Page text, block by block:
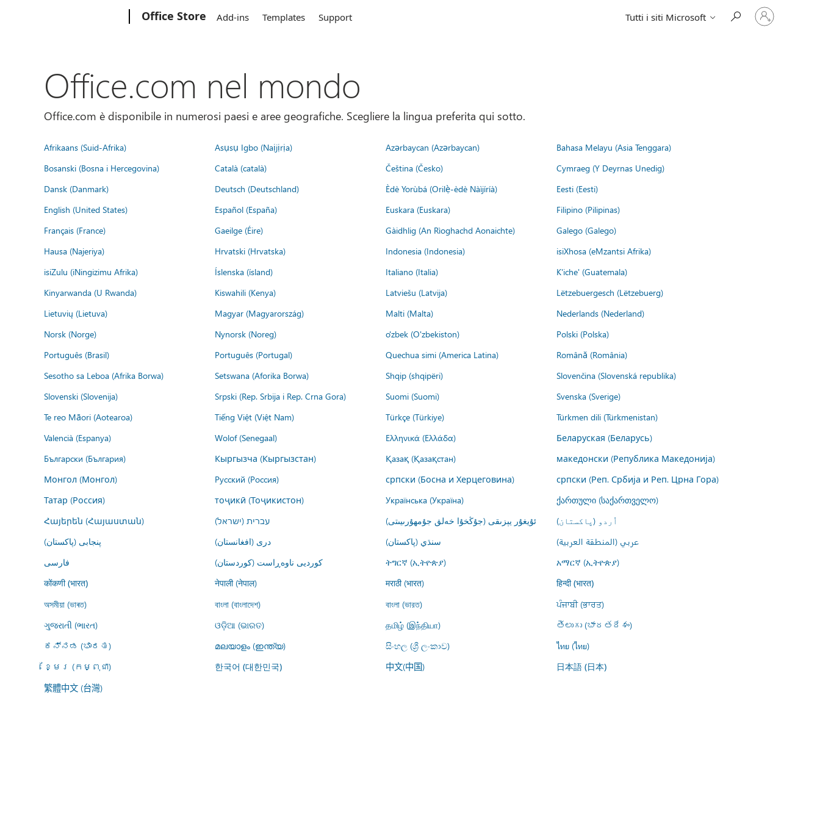
Office Store Add-ins Templates Support Tutti i siti Microsoft
Accedi
con
Office.com nel mondo
Office.com è disponibile in numerosi paesi e aree geografiche. Scegliere la lingua preferita qui sotto.
Afrikaans (Suid-Afrika) Asụsụ Igbo (Naịjịrịa) Azərbaycan (Azərbaycan)
Bahasa Melayu (Asia Tenggara)
Bosanski (Bosna i Hercegovina)
Català (català) Čeština (Česko)
Cymraeg (Y Deyrnas Unedig)
Dansk (Danmark)
Deutsch (Deutschland) Èdè Yorùbá (Orilẹ̀-èdè Nàìjíríà)
Eesti (Eesti)
English (United States)
Español (España) Euskara (Euskara)
Filipino (Pilipinas)
Français (France)
Gaeilge (Éire) Gàidhlig (An Rìoghachd Aonaichte)
Galego (Galego)
Hausa (Najeriya)
Hrvatski (Hrvatska) Indonesia (Indonesia)
isiXhosa (eMzantsi Afrika)
isiZulu (iNingizimu Afrika)
Íslenska (ísland) Italiano (Italia)
K'iche' (Guatemala)
Kinyarwanda (U Rwanda)
Kiswahili (Kenya) Latviešu (Latvija)
Lëtzebuergesch (Lëtzebuerg)
Lietuvių (Lietuva)
Magyar (Magyarország) Malti (Malta)
Nederlands (Nederland)
Norsk (Norge)
Nynorsk (Noreg) o'zbek (O'zbekiston)
Polski (Polska)
Português (Brasil)
Português (Portugal) Quechua simi (America Latina)
Română (România)
Sesotho sa Leboa (Afrika Borwa)
Setswana (Aforika Borwa) Shqip (shqipëri)
Slovenčina (Slovenská republika)
Slovenski (Slovenija)
Srpski (Rep. Srbija i Rep. Crna Gora) Suomi (Suomi)
Svenska (Sverige)
Te reo Māori (Aotearoa)
Tiếng Việt (Việt Nam) Türkçe (Türkiye)
Türkmen dili (Türkmenistan)
Valencià (Espanya)
Wolof (Senegaal) Ελληνικά (Ελλάδα)
Беларуская (Беларусь)
Български (България)
Кыргызча (Кыргызстан) Қазақ (Қазақстан)
македонски (Република Македонија)
Монгол (Монгол)
Русский (Россия) српски (Босна и Херцеговина)
српски (Реп. Србија и Реп. Црна Гора)
Татар (Россия)
тоҷикӣ (Тоҷикистон) Українська (Україна)
ქართული (საქართველო)
Հայերեն (Հայաստան)
עברית (ישראל) ئۇيغۇر يېزىقى (جۇڭخۇا خەلق جۇمھۇرىيىتى)
اُردو (پاکستان)
پنجابی (پاکستان)
درى (افغانستان) سنڌي (پاکستان)
عربي (المنطقة العربية)
فارسى
کوردیی ناوەڕاست (کوردستان) ትግርኛ (ኢትዮጵያ) አማርኛ (ኢትዮጵያ)
कोंकणी (भारत) नेपाली (नेपाल) मराठी (भारत) हिन्दी (भारत)
অসমীয়া (ভাৰত) বাংলা (বাংলাদেশ) বাংলা (ভারত)
ਪੰਜਾਬੀ (ਭਾਰਤ)
ગુજરાતી (ભારત)
ଓଡ଼ିଆ (ଭାରତ) தமிழ் (இந்தியா)
తెలుగు (భారతదేశం)
ಕನ್ನಡ (ಭಾರತ)
മലയാളം (ഇന്ത്യ) සිංහල (ශ්‍රී ලංකාව)
ไทย (ไทย)
ខ្មែរ (កម្ពុជា)
한국어 (대한민국) 中文(中国) 日本語 (日本)
繁體中文 (台灣)